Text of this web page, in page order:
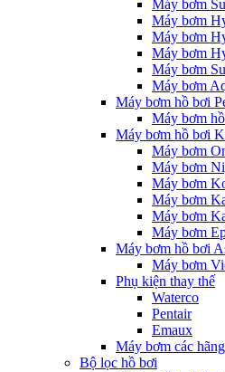
Máy bơm
Máy bơm
Máy bơm
Máy bơm
Máy bơm
Máy bơm
Máy bơm hồ bơi
Máy bơm
Máy bơm hồ bơi
Máy bơm
Máy bơm
Máy bơm
Máy bơm
Máy bơm
Máy bơm
Máy bơm hồ bơi
Máy bơm
Phụ kiện thay thế
Waterco
Pentair
Emaux
Máy bơm các
Bộ lọc hồ bơi